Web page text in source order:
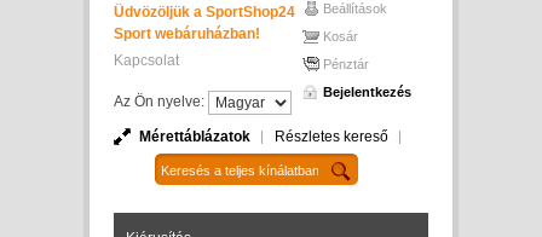
Üdvözöljük a SportShop24
Sport webáruházban!
Kapcsolat
Az Ön nyelve:
Beállítások
Kosár
Pénztár
Bejelentkezés
Mérettáblázatok Részletes kereső